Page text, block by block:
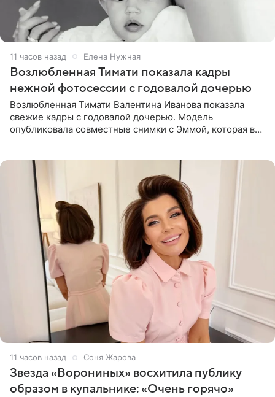
11 часов назад Елена Нужная
Возлюбленная Тимати показала кадры
нежной фотосессии с годовалой дочерью
Возлюбленная Тимати Валентина Иванова показала
свежие кадры с годовалой дочерью. Модель
опубликовала совместные снимки с Эммой, которая в
11 часов назад Соня Жарова
Звезда «Ворониных» восхитила публику
образом в купальнике: «Очень горячо»